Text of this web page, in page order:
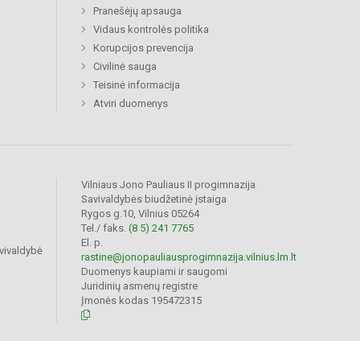
Pranešėjų apsauga
Vidaus kontrolės politika
Korupcijos prevencija
Civilinė sauga
Teisinė informacija
Atviri duomenys
Vilniaus Jono Pauliaus II progimnazija
Savivaldybės biudžetinė įstaiga
Rygos g.10, Vilnius 05264
Tel./ faks. (8 5) 241 7765
El. p.
rastine@jonopauliausprogimnazija.vilnius.lm.lt
Duomenys kaupiami ir saugomi
Juridinių asmenų registre
Įmonės kodas 195472315